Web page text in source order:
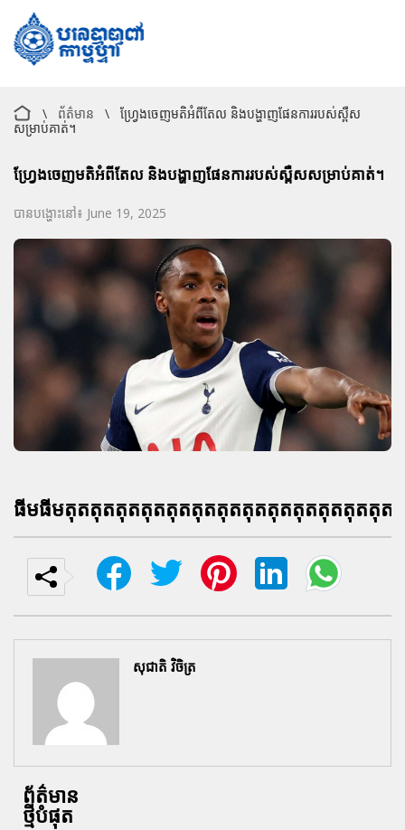
\ ព័ត៌មាន \
ហ្វ្រែងចេញមតិអំពីតែល និងបង្ហាញផែនការរបស់ស្ពឺស
សម្រាប់គាត់។
ហ្វ្រែងចេញមតិអំពីតែល និងបង្ហាញផែនការរបស់ស្ពឺសសម្រាប់គាត់។
បានបង្ហោះនៅ៖ June 19, 2025
ធីមធីមតុតតុតតុតតុតតុតតុតតុតតុតតុតតុតតុតតុតតុ
សុជាតិ វិចិត្រ
ព័ត៌មាន
ថ្មីបំផុត